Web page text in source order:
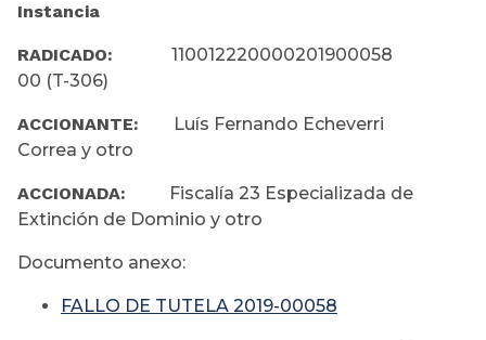
Instancia
RADICADO:
110012220000201900058
00 (T-306)
ACCIONANTE: Luís Fernando Echeverri
Correa y otro
ACCIONADA: Fiscalía 23 Especializada de
Extinción de Dominio y otro
Documento anexo:
FALLO DE TUTELA 2019-00058